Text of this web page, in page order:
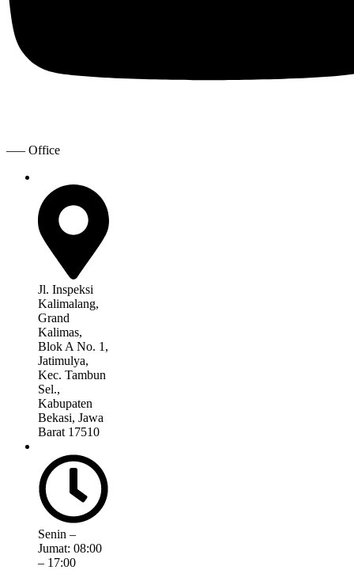
—– Office
Jl. Inspeksi
Kalimalang,
Grand
Kalimas,
Blok A No. 1,
Jatimulya,
Kec. Tambun
Sel.,
Kabupaten
Bekasi, Jawa
Barat 17510
Senin –
Jumat: 08:00
– 17:00